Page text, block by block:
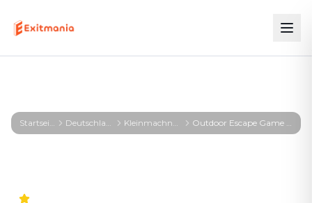
Startseite Deutschland Kleinmachnow⁠ Outdoor Escape Game Kleinmachnow⁠ – First Profiler - Kleinmachnow⁠